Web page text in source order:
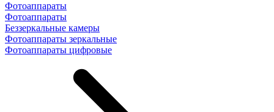
Фотоаппараты
Фотоаппараты
Беззеркальные камеры
Фотоаппараты зеркальные
Фотоаппараты цифровые